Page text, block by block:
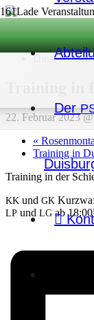
Der
« Alle
Diese
22. Februar 2023
«
Trai­ning in
Trai­ning in der
KK und GK
LP und LG ab